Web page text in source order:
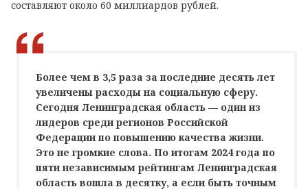
составляют около 60 миллиардов рублей.
Более чем в 3,5 раза за последние десять лет
увеличены расходы на социальную сферу.
Сегодня Ленинградская область — один из
лидеров среди регионов Российской
Федерации по повышению качества жизни.
Это не громкие слова. По итогам 2024 года по
пяти независимым рейтингам Ленинградская
область вошла в десятку, а если быть точным